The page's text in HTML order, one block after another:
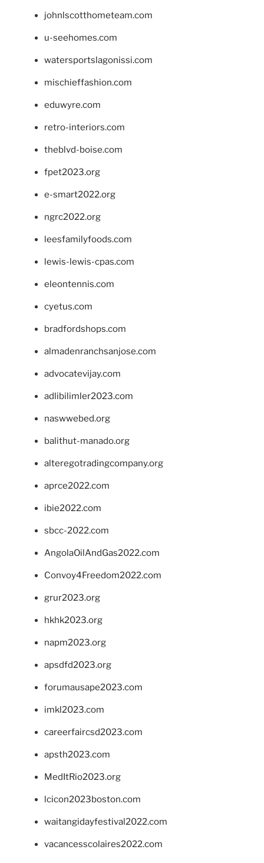
johnlscotthometeam.com
u-seehomes.com
watersportslagonissi.com
mischieffashion.com
eduwyre.com
retro-interiors.com
theblvd-boise.com
fpet2023.org
e-smart2022.org
ngrc2022.org
leesfamilyfoods.com
lewis-lewis-cpas.com
eleontennis.com
cyetus.com
bradfordshops.com
almadenranchsanjose.com
advocatevijay.com
adlibilimler2023.com
naswwebed.org
balithut-manado.org
alteregotradingcompany.org
aprce2022.com
ibie2022.com
sbcc-2022.com
AngolaOilAndGas2022.com
Convoy4Freedom2022.com
grur2023.org
hkhk2023.org
napm2023.org
apsdfd2023.org
forumausape2023.com
imkl2023.com
careerfaircsd2023.com
apsth2023.com
MedItRio2023.org
lcicon2023boston.com
waitangidayfestival2022.com
vacancesscolaires2022.com